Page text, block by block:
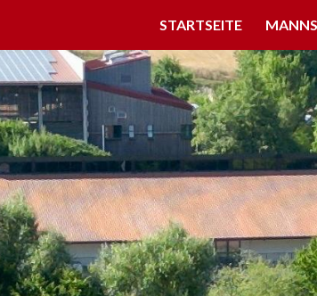
Skip to main contentSTARTSEITE